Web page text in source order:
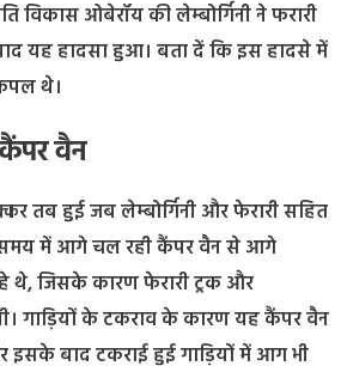
विकास ओबेरॉय की लेम्बोर्गिनी ने फरारी
यह हादसा हुआ। बता दें कि इस हादसे में
थे।
वैन
तब हुई जब लेम्बोर्गिनी और फेरारी सहित
में आगे चल रही कैंपर वैन से आगे
थे, जिसके कारण फेरारी ट्रक और
गाड़ियों के टकराव के कारण यह कैंपर वैन
बाद टकराई हुई गाड़ियों में आग भी